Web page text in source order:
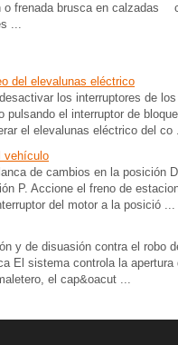
frenada brusca en calzadas
...
del elevalunas eléctrico
los interruptores de
pulsando el interruptor de
el elevalunas eléctrico del co
vehículo
de cambios en la posición
P. Accione el freno de
del motor a la posició ...
y de disuasión contra el robo
El sistema controla la
el cap&oacut ...